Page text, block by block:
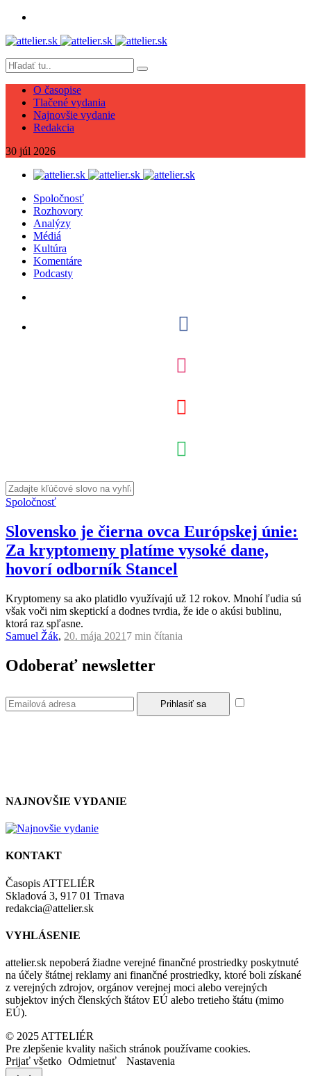
O časopise
Tlačené vydania
Najnovšie vydanie
Redakcia
30 júl 2026
Spoločnosť
Rozhovory
Analýzy
Médiá
Kultúra
Komentáre
Podcasty
Spoločnosť
Slovensko je čierna ovca Európskej únie:
Za kryptomeny platíme vysoké dane,
hovorí odborník Stancel
Kryptomeny sa ako platidlo využívajú už 12 rokov. Mnohí ľudia sú
však voči nim skeptickí a dodnes tvrdia, že ide o akúsi bublinu,
ktorá raz spľasne.
Samuel Žák, 20. mája 2021 7 min čítania
Odoberať newsletter
NAJNOVŠIE VYDANIE
KONTAKT
Časopis ATTELIÉR
Skladová 3, 917 01 Trnava
redakcia@attelier.sk
VYHLÁSENIE
attelier.sk nepoberá žiadne verejné finančné prostriedky poskytnuté
na účely štátnej reklamy ani finančné prostriedky, ktoré boli získané
z verejných zdrojov, orgánov verejnej moci alebo verejných
subjektov iných členských štátov EÚ alebo tretieho štátu (mimo
EÚ).
© 2025 ATTELIÉR
Pre zlepšenie kvality našich stránok používame cookies.
Prijať všetko Odmietnuť Nastavenia